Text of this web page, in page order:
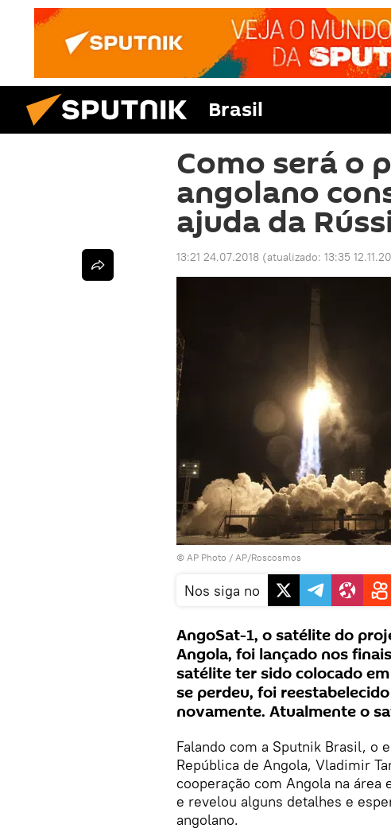
Brasil
Como será o
angolano
ajuda da
13:21 24.07.2018 (atualizado: 13:35
© AP Photo / AP/Roscosmos
Nos siga no
AngoSat-1, o satélite do
Angola, foi lançado nos
satélite ter sido colocado
se perdeu, foi
novamente. Atualmente o
Falando com a Sputnik Brasil, o
República de Angola, Vladimir
cooperação com Angola na área
e revelou alguns detalhes e
angolano.